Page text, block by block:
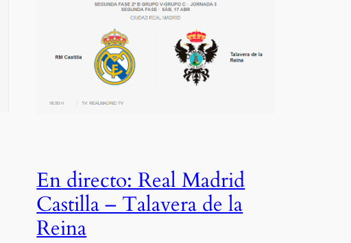
En directo: Real Madrid
Castilla – Talavera de la
Reina